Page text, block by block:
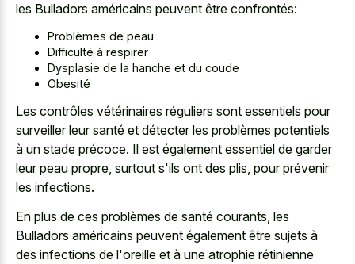
les Bulladors américains peuvent être confrontés:
Problèmes de peau
Difficulté à respirer
Dysplasie de la hanche et du coude
Obesité
Les contrôles vétérinaires réguliers sont essentiels pour
surveiller leur santé et détecter les problèmes potentiels
à un stade précoce. Il est également essentiel de garder
leur peau propre, surtout s'ils ont des plis, pour prévenir
les infections.
En plus de ces problèmes de santé courants, les
Bulladors américains peuvent également être sujets à
des infections de l'oreille et à une atrophie rétinienne